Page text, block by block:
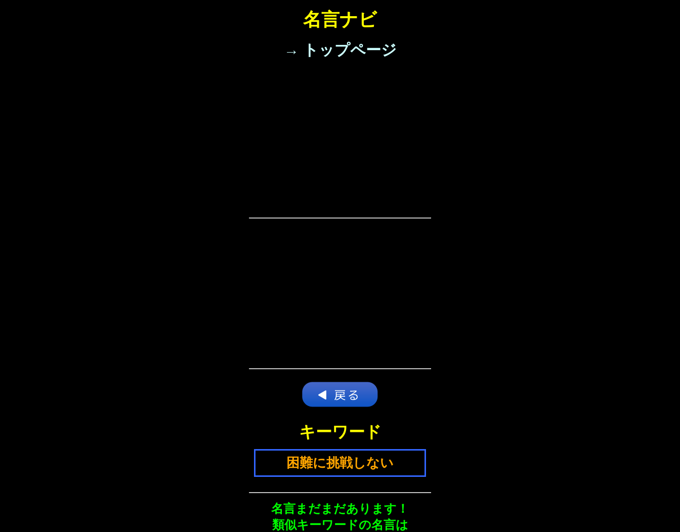
名言ナビ
→ トップページ
キーワード
困難に挑戦しない
名言まだまだあります！
類似キーワードの名言は